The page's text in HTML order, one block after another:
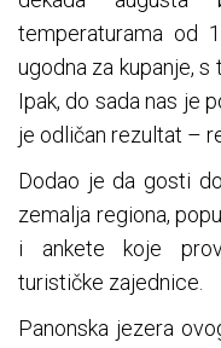
temperaturama od
ugodna za kupanje,
Ipak, do sada nas je
je odličan rezultat –
Dodao je da gosti
zemalja regiona,
i ankete koje
turističke zajednice.
Panonska jezera